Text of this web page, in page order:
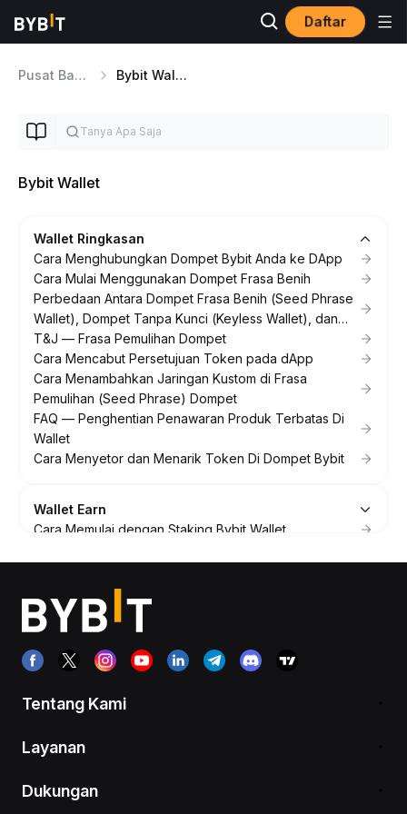
Daftar
Pusat Bantuan Bybit Wallet
Bybit Wallet
Wallet Ringkasan
Cara Menghubungkan Dompet Bybit Anda ke DApp
Cara Mulai Menggunakan Dompet Frasa Benih
Perbedaan Antara Dompet Frasa Benih (Seed Phrase
Wallet), Dompet Tanpa Kunci (Keyless Wallet), dan
Dompet Cloud (Cloud Wallet)
T&J — Frasa Pemulihan Dompet
Cara Mencabut Persetujuan Token pada dApp
Cara Menambahkan Jaringan Kustom di Frasa
Pemulihan (Seed Phrase) Dompet
FAQ — Penghentian Penawaran Produk Terbatas Di
Wallet
Cara Menyetor dan Menarik Token Di Dompet Bybit
Wallet Earn
Cara Memulai dengan Staking Bybit Wallet
Tentang Kami
Layanan
Dukungan